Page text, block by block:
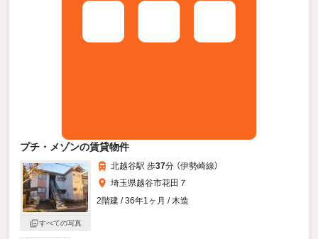
プチ・メゾンの賃貸物件
すべての写真
北越谷駅 歩37分 （伊勢崎線）
埼玉県越谷市花田７
2階建 / 36年1ヶ月 / 木造